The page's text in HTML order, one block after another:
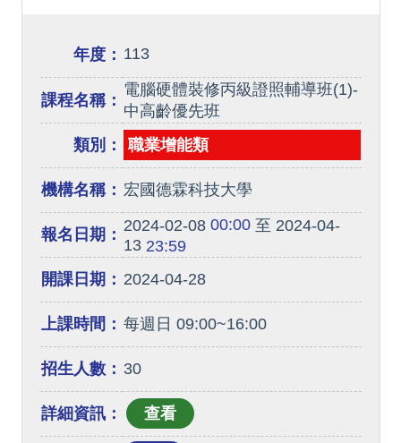
年度： 113
課程名稱：
電腦硬體裝修丙級證照輔導班(1)-
中高齡優先班
類別：
職業增能類
機構名稱： 宏國德霖科技大學
報名日期： 2024-02-0800:00至 2024-04-
1323:59
開課日期： 2024-04-28
上課時間： 每週日 09:00~16:00
招生人數： 30
詳細資訊：